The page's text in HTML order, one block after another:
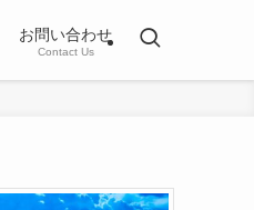
お問い合わせ
Contact Us